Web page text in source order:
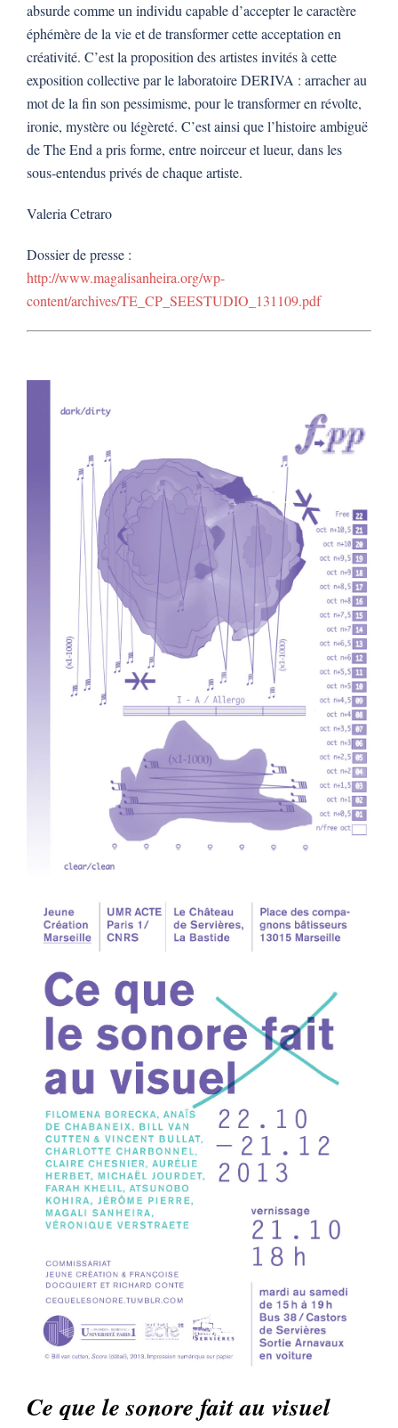
absurde comme un individu capable d’accepter le caractère
éphémère de la vie et de transformer cette acceptation en
créativité. C’est la proposition des artistes invités à cette
exposition collective par le laboratoire DERIVA : arracher au
mot de la fin son pessimisme, pour le transformer en révolte,
ironie, mystère ou légèreté. C’est ainsi que l’histoire ambiguë
de The End a pris forme, entre noirceur et lueur, dans les
sous-entendus privés de chaque artiste.
Valeria Cetraro
Dossier de presse :
http://www.magalisanheira.org/wp-
content/archives/TE_CP_SEESTUDIO_131109.pdf
Ce que le sonore fait au visuel